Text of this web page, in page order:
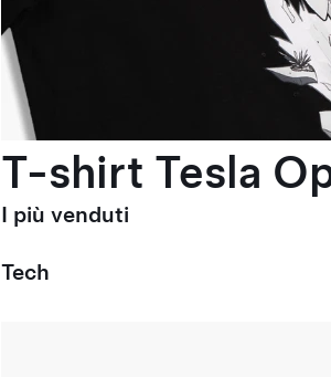
T-shirt Tesla
I più venduti
Tech